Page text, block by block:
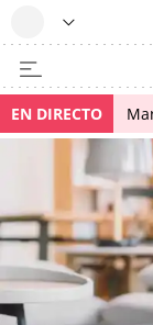
EN DIRECTO